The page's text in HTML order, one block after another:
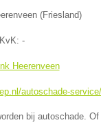
(Friesland)
-
Heerenveen
autoschade-
bij autoschade.